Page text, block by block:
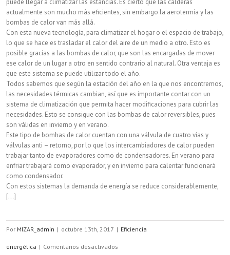
puede llegar a climatizar las estancias. Es cierto que las calderas
actualmente son mucho más eficientes, sin embargo la aerotermia y las
bombas de calor van más allá.
Con esta nueva tecnología, para climatizar el hogar o el espacio de trabajo,
lo que se hace es trasladar el calor del aire de un medio a otro. Esto es
posible gracias a las bombas de calor, que son las encargadas de mover
ese calor de un lugar a otro en sentido contrario al natural. Otra ventaja es
que este sistema se puede utilizar todo el año.
Todos sabemos que según la estación del año en la que nos encontremos,
las necesidades térmicas cambian, así que es importante contar con un
sistema de climatización que permita hacer modificaciones para cubrir las
necesidades. Esto se consigue con las bombas de calor reversibles, pues
son válidas en invierno y en verano.
Este tipo de bombas de calor cuentan con una válvula de cuatro vías y
válvulas anti – retorno, por lo que los intercambiadores de calor pueden
trabajar tanto de evaporadores como de condensadores. En verano para
enfriar trabajará como evaporador, y en invierno para calentar funcionará
como condensador.
Con estos sistemas la demanda de energía se reduce considerablemente,
[...]
Por MIZAR_admin | octubre 13th, 2017 | Eficiencia
energética | Comentarios desactivados